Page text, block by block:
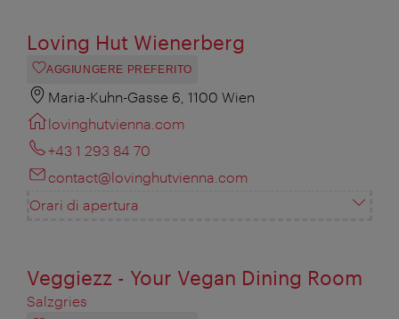
Loving Hut Wienerberg
AGGIUNGERE PREFERITO
Maria-Kuhn-Gasse 6, 1100 Wien
lovinghutvienna.com
+43 1 293 84 70
contact@lovinghutvienna.com
Orari di apertura
Veggiezz - Your Vegan Dining Room
Salzgries